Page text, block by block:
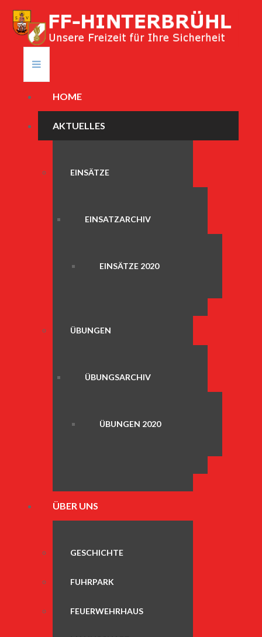
HOME
AKTUELLES
EINSÄTZE
EINSATZARCHIV
EINSÄTZE 2020
ÜBUNGEN
ÜBUNGSARCHIV
ÜBUNGEN 2020
ÜBER UNS
GESCHICHTE
FUHRPARK
FEUERWEHRHAUS